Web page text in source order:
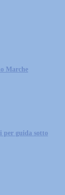
Marche
per guida sotto